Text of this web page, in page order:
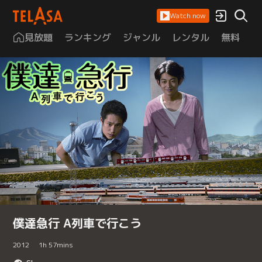
Watch now
見放題 ランキング ジャンル レンタル 無料
僕達急行 A列車で行こう
2012 1h 57mins